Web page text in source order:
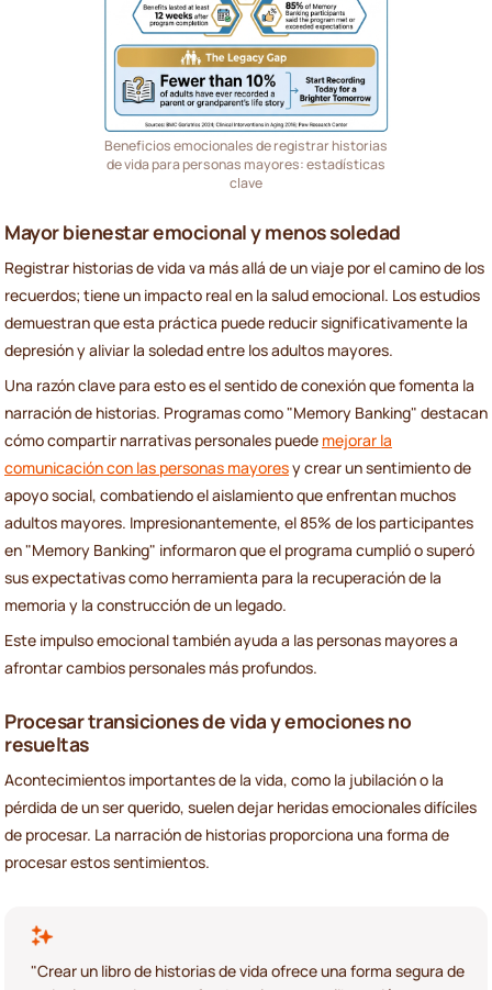
Beneficios emocionales de registrar historias
de vida para personas mayores: estadísticas
clave
Mayor bienestar emocional y menos soledad
Registrar historias de vida va más allá de un viaje por el camino de los
recuerdos; tiene un impacto real en la salud emocional. Los estudios
demuestran que esta práctica puede reducir significativamente la
depresión y aliviar la soledad entre los adultos mayores.
Una razón clave para esto es el sentido de conexión que fomenta la
narración de historias. Programas como "Memory Banking" destacan
cómo compartir narrativas personales puede mejorar la
comunicación con las personas mayoresy crear un sentimiento de
apoyo social, combatiendo el aislamiento que enfrentan muchos
adultos mayores. Impresionantemente, el 85% de los participantes
en "Memory Banking" informaron que el programa cumplió o superó
sus expectativas como herramienta para la recuperación de la
memoria y la construcción de un legado.
Este impulso emocional también ayuda a las personas mayores a
afrontar cambios personales más profundos.
Procesar transiciones de vida y emociones no
resueltas
Acontecimientos importantes de la vida, como la jubilación o la
pérdida de un ser querido, suelen dejar heridas emocionales difíciles
de procesar. La narración de historias proporciona una forma de
procesar estos sentimientos.
"Crear un libro de historias de vida ofrece una forma segura de